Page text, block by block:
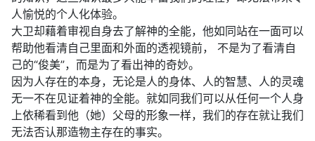
人愉悦的个人化体验。
大卫却藉着审视自身去了解神的全能，他如同站在一面可以
帮助他看清自己里面和外面的透视镜前， 不是为了看清自
己的“俊美”，而是为了看出神的奇妙。
因为人存在的本身，无论是人的身体、人的智慧、人的灵魂
无一不在见证着神的全能。就如同我们可以从任何一个人身
上依稀看到他（她）父母的形象一样，我们的存在就让我们
无法否认那造物主存在的事实。